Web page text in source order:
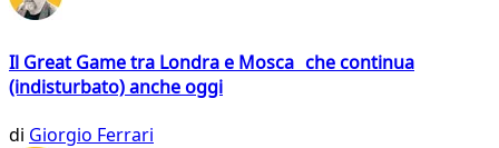
Il Great Game tra Londra e Mosca che continua
(indisturbato) anche oggi
di Giorgio Ferrari